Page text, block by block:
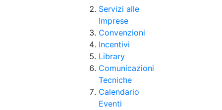
Servizi alle
Imprese
Convenzioni
Incentivi
Library
Comunicazioni
Tecniche
Calendario
Eventi